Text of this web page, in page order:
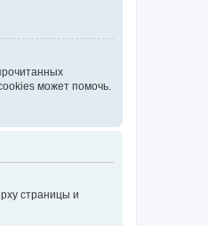
может помочь.
страницы и